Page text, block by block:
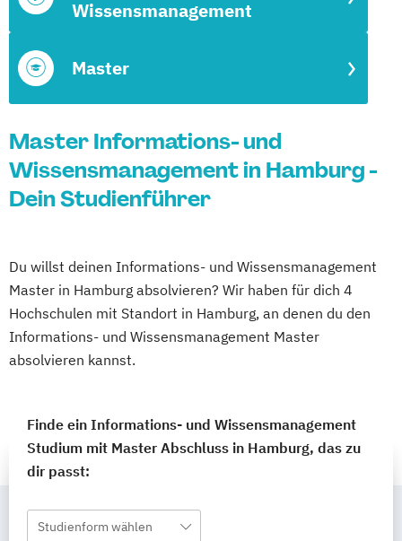
Master
Wissensmanagement
Master Informations- und
Wissensmanagement in Hamburg -
Dein Studienführer
Du willst deinen Informations- und Wissensmanagement
Master in Hamburg absolvieren? Wir haben für dich 4
Hochschulen mit Standort in Hamburg, an denen du den
Informations- und Wissensmanagement Master
absolvieren kannst.
Finde ein Informations- und Wissensmanagement
Studium mit Master Abschluss in Hamburg, das zu
dir passt:
Studienform wählen